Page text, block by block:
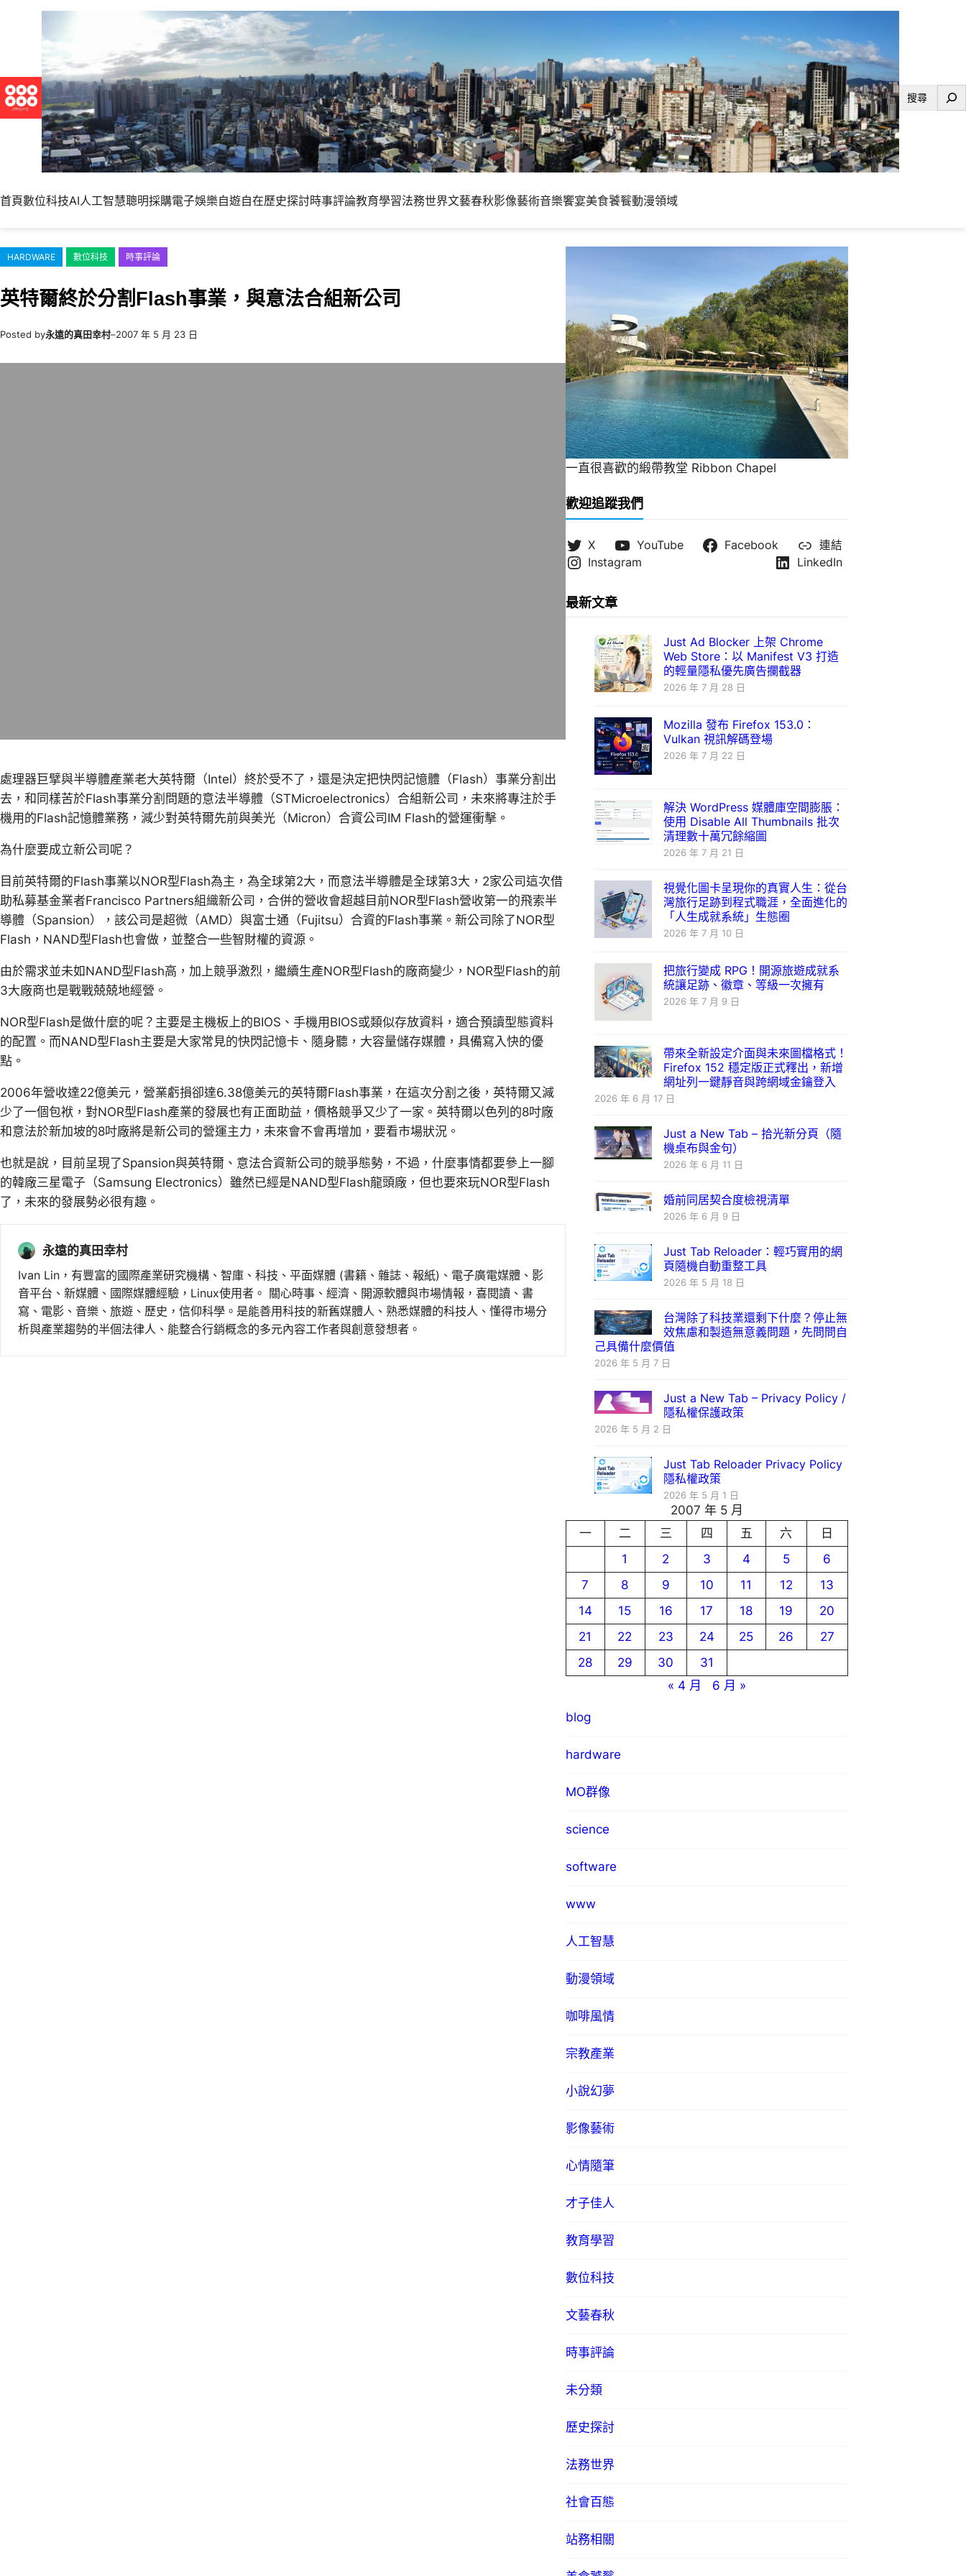
內
容
搜
首頁數位科技AI人工智慧聰明採購電子娛樂自遊自在歷史探討時事評論教育學習法務世界文藝春秋影像藝術音樂饗宴美食饕餮動漫領域
HARDWARE 數位科技 時事評論
英特爾終於分割Flash事業，與意法合組新公司
Posted by永遠的真田幸村–2007 年 5 月 23 日
處理器巨擘與半導體產業老大英特爾（Intel）終於受不了，還是決定把快閃記憶體（Flash）事業分割出
去，和同樣苦於Flash事業分割問題的意法半導體（STMicroelectronics）合組新公司，未來將專注於手
機用的Flash記憶體業務，減少對英特爾先前與美光（Micron）合資公司IM Flash的營運衝擊。
為什麼要成立新公司呢？
目前英特爾的Flash事業以NOR型Flash為主，為全球第2大，而意法半導體是全球第3大，2家公司這次借
助私募基金業者Francisco Partners組織新公司，合併的營收會超越目前NOR型Flash營收第一的飛索半
導體（Spansion），該公司是超微（AMD）與富士通（Fujitsu）合資的Flash事業。新公司除了NOR型
Flash，NAND型Flash也會做，並整合一些智財權的資源。
由於需求並未如NAND型Flash高，加上競爭激烈，繼續生產NOR型Flash的廠商變少，NOR型Flash的前
3大廠商也是戰戰兢兢地經營。
NOR型Flash是做什麼的呢？主要是主機板上的BIOS、手機用BIOS或類似存放資料，適合預讀型態資料
的配置。而NAND型Flash主要是大家常見的快閃記憶卡、隨身聽，大容量儲存媒體，具備寫入快的優
點。
2006年營收達22億美元，營業虧損卻達6.38億美元的英特爾Flash事業，在這次分割之後，英特爾又減
少了一個包袱，對NOR型Flash產業的發展也有正面助益，價格競爭又少了一家。英特爾以色列的8吋廠
和意法於新加坡的8吋廠將是新公司的營運主力，未來會不會再增加，要看市場狀況。
也就是說，目前呈現了Spansion與英特爾、意法合資新公司的競爭態勢，不過，什麼事情都要參上一腳
的韓廠三星電子（Samsung Electronics）雖然已經是NAND型Flash龍頭廠，但也要來玩NOR型Flash
了，未來的發展勢必很有趣。
永遠的真田幸村
Ivan Lin，有豐富的國際產業研究機構、智庫、科技、平面媒體 (書籍、雜誌、報紙)、電子廣電媒體、影
音平台、新媒體、國際媒體經驗，Linux使用者。 關心時事、經濟、開源軟體與市場情報，喜閱讀、書
寫、電影、音樂、旅遊、歷史，信仰科學。是能善用科技的新舊媒體人、熟悉媒體的科技人、懂得市場分
析與產業趨勢的半個法律人、能整合行銷概念的多元內容工作者與創意發想者。
一直很喜歡的緞帶教堂 Ribbon Chapel
歡迎追蹤我們
X YouTube Facebook
連結
Instagram
LinkedIn
最新文章
Just Ad Blocker 上架 Chrome
Web Store：以 Manifest V3 打造
的輕量隱私優先廣告攔截器
2026 年 7 月 28 日
Mozilla 發布 Firefox 153.0：
Vulkan 視訊解碼登場
2026 年 7 月 22 日
解決 WordPress 媒體庫空間膨脹：
使用 Disable All Thumbnails 批次
清理數十萬冗餘縮圖
2026 年 7 月 21 日
視覺化圖卡呈現你的真實人生：從台
灣旅行足跡到程式職涯，全面進化的
「人生成就系統」生態圈
2026 年 7 月 10 日
把旅行變成 RPG！開源旅遊成就系
統讓足跡、徽章、等級一次擁有
2026 年 7 月 9 日
帶來全新設定介面與未來圖檔格式！
Firefox 152 穩定版正式釋出，新增
網址列一鍵靜音與跨網域金鑰登入
2026 年 6 月 17 日
Just a New Tab – 拾光新分頁（隨
機桌布與金句）
2026 年 6 月 11 日
婚前同居契合度檢視清單
2026 年 6 月 9 日
Just Tab Reloader：輕巧實用的網
頁隨機自動重整工具
2026 年 5 月 18 日
台灣除了科技業還剩下什麼？停止無
效焦慮和製造無意義問題，先問問自
己具備什麼價值
2026 年 5 月 7 日
Just a New Tab – Privacy Policy /
隱私權保護政策
2026 年 5 月 2 日
Just Tab Reloader Privacy Policy
隱私權政策
2026 年 5 月 1 日
2007 年 5 月
一
二 三 四 五 六
日
1
2 3 4 5
6
7
8 9 10 11 12
13
14
15 16 17 18 19
20
21
22 23 24 25 26
27
28
29 30
31
« 4 月
6 月 »
blog
hardware
MO群像
science
software
www
人工智慧
動漫領域
咖啡風情
宗教產業
小說幻夢
影像藝術
心情隨筆
才子佳人
教育學習
數位科技
文藝春秋
時事評論
未分類
歷史探討
法務世界
社會百態
站務相關